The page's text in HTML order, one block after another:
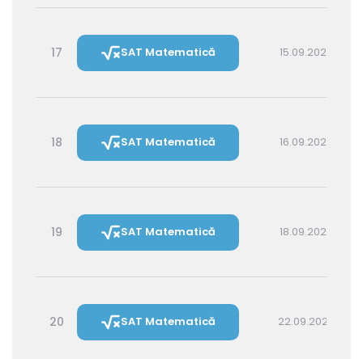
17 SAT Matematică 15.09.2026 16:00
18 SAT Matematică 16.09.2026 14:30
19 SAT Matematică 18.09.2026 16:00
20 SAT Matematică 22.09.2026 16:00